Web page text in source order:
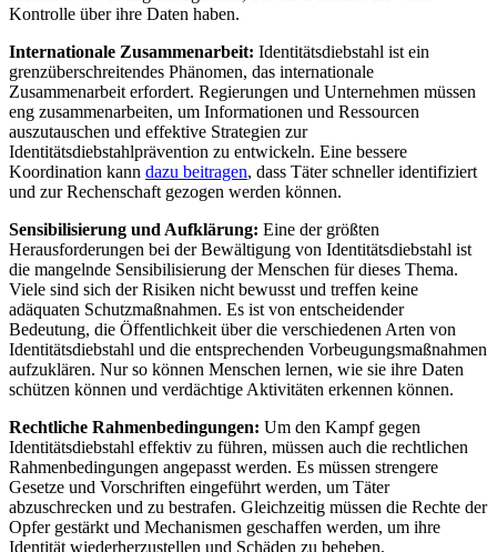
Kontrolle über ihre Daten ⁣haben.
Internationale Zusammenarbeit: Identitätsdiebstahl ist ein​
grenzüberschreitendes Phänomen, das internationale‍
Zusammenarbeit erfordert. Regierungen und Unternehmen müssen
eng zusammenarbeiten, ​um Informationen und Ressourcen
⁣auszutauschen und effektive Strategien zur
Identitätsdiebstahlprävention zu entwickeln. Eine bessere
Koordination kann dazu beitragen, dass Täter schneller identifiziert
und zur Rechenschaft gezogen werden können.
Sensibilisierung und Aufklärung: Eine der größten
Herausforderungen bei der Bewältigung von Identitätsdiebstahl ist
die ‍mangelnde Sensibilisierung‌ der ‍Menschen für dieses Thema.
Viele sind sich der Risiken nicht bewusst​ und treffen keine
adäquaten Schutzmaßnahmen. Es‌ ist von entscheidender
Bedeutung, die Öffentlichkeit über die verschiedenen Arten von
Identitätsdiebstahl und die entsprechenden Vorbeugungsmaßnahmen
aufzuklären. Nur ‍so ​können Menschen⁤ lernen, wie sie ihre Daten
schützen können und⁣ verdächtige Aktivitäten erkennen können.
Rechtliche Rahmenbedingungen: ‌Um‌ den Kampf ‌gegen
Identitätsdiebstahl effektiv zu führen, müssen auch die​ rechtlichen
Rahmenbedingungen angepasst werden.⁤ Es müssen⁤ strengere
Gesetze und Vorschriften eingeführt werden, um Täter
abzuschrecken ‌und zu bestrafen. Gleichzeitig ⁤müssen die⁣ Rechte der
Opfer gestärkt und​ Mechanismen geschaffen werden, um ihre
Identität wiederherzustellen und Schäden zu‍ beheben.